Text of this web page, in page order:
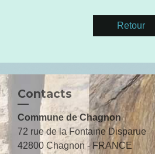
Retour
Contacts
Commune de Chagnon
72 rue de la Fontaine Disparue
42800 Chagnon - FRANCE